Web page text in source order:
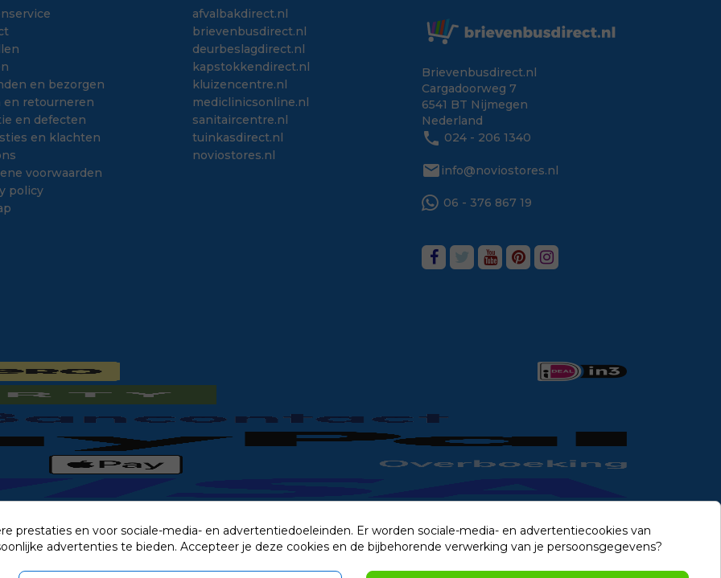
en bezorgen
en retourneren
en defecten
en klachten
voorwaarden
policy
afvalbakdirect.nl
brievenbusdirect.nl
deurbeslagdirect.nl
kapstokkendirect.nl
kluizencentre.nl
mediclinicsonline.nl
sanitaircentre.nl
tuinkasdirect.nl
noviostores.nl
Brievenbusdirect.nl
Cargadoorweg 7
6541 BT Nijmegen
Nederland
phone 024 - 206 1340
mail info@noviostores.nl
06 - 376 867 19
prestaties en voor sociale-media- en advertentiedoeleinden. Er worden sociale-media- en advertentiecookies van
advertenties te bieden. Accepteer je deze cookies en de bijbehorende verwerking van je persoonsgegevens?